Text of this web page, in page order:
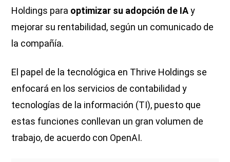
Holdings para optimizar su adopción de IAy
mejorar su rentabilidad, según un comunicado de
la compañía.
El papel de la tecnológica en Thrive Holdings se
enfocará en los servicios de contabilidad y
tecnologías de la información (TI), puesto que
estas funciones conllevan un gran volumen de
trabajo, de acuerdo con OpenAI.